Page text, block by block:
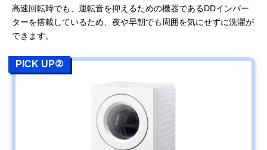
高速回転時でも、運転音を抑えるための機器であるDDインバー
ターを搭載しているため、夜や早朝でも周囲を気にせずに洗濯が
できます。
PICK UP②